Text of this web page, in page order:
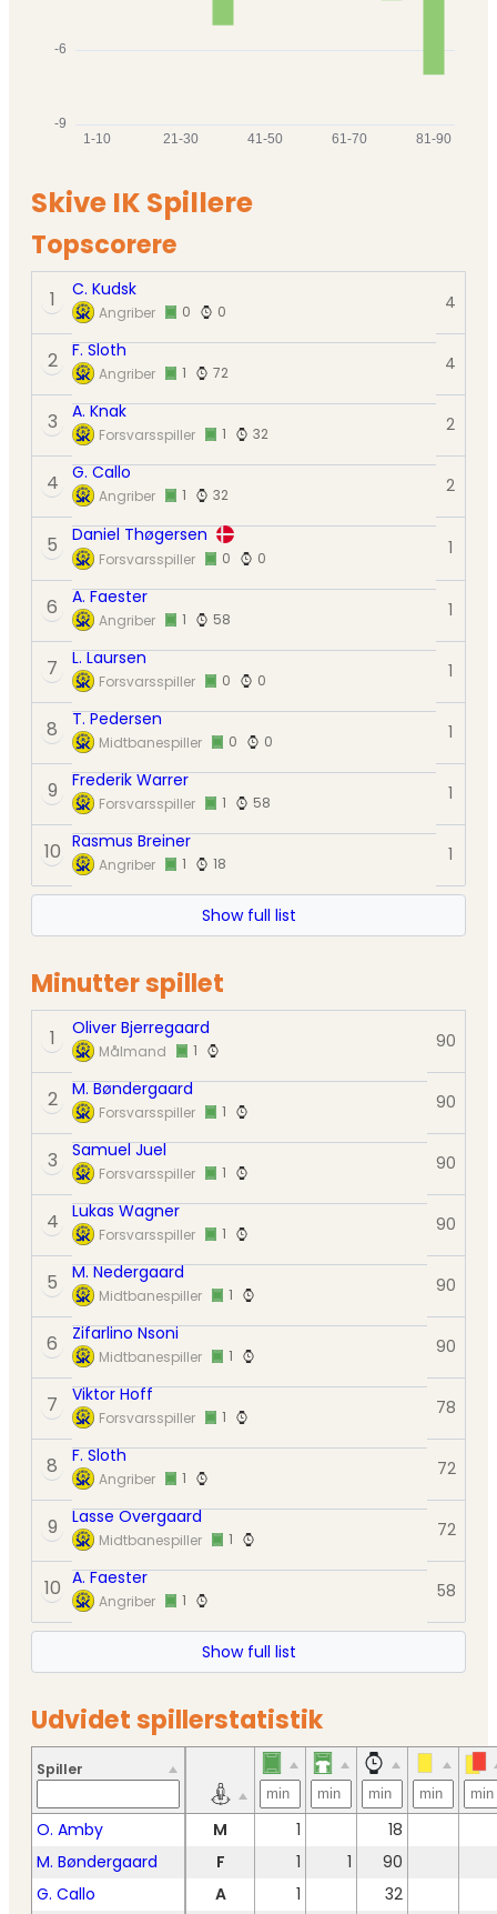
Skive IK Spillere
Topscorere
1 C. Kudsk
Angriber 0 0 4
2 F. Sloth
Angriber 1 72 4
3 A. Knak
Forsvarsspiller 1 32 2
4 G. Callo
Angriber 1 32 2
5 Daniel Thøgersen
Forsvarsspiller 0 0 1
6 A. Faester
Angriber 1 58 1
7 L. Laursen
Forsvarsspiller 0 0 1
8 T. Pedersen
Midtbanespiller 0 0 1
9 Frederik Warrer
Forsvarsspiller 1 58 1
10 Rasmus Breiner
Angriber 1 18 1
Show full list
Minutter spillet
1 Oliver Bjerregaard
Målmand 1 90
2 M. Bøndergaard
Forsvarsspiller 1 90
3 Samuel Juel
Forsvarsspiller 1 90
4 Lukas Wagner
Forsvarsspiller 1 90
5 M. Nedergaard
Midtbanespiller 1 90
6 Zifarlino Nsoni
Midtbanespiller 1 90
7 Viktor Hoff
Forsvarsspiller 1 78
8 F. Sloth
Angriber 1 72
9 Lasse Overgaard
Midtbanespiller 1 72
10 A. Faester
Angriber 1 58
Show full list
Udvidet spillerstatistik
Spiller
O. Amby M 1
18
M. Bøndergaard
F 1 1
90
G. Callo
A 1
32